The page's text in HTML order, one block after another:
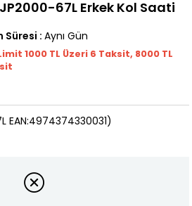
67L Erkek Kol Saati
Süresi : Aynı Gün
1000 TL Üzeri 6 Taksit, 8000 TL
EAN:4974374330031)